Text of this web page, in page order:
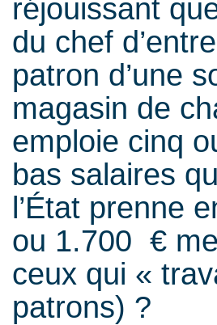
réjouissant
du chef
patron d’une
magasin de
emploie cinq
bas salaires
l’État prenne
ou 1.700 €
ceux qui «
patrons) ?